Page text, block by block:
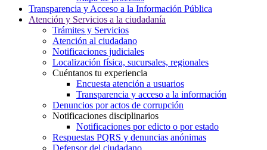
Transparencia y Acceso a la Información Pública
Atención y Servicios a la ciudadanía
Trámites y Servicios
Atención al ciudadano
Notificaciones judiciales
Localización física, sucursales, regionales
Cuéntanos tu experiencia
Encuesta atención a usuarios
Transparencia y acceso a la información
Denuncios por actos de corrupción
Notificaciones disciplinarios
Notificaciones por edicto o por estado
Respuestas PQRS y denuncias anónimas
Defensor del ciudadano